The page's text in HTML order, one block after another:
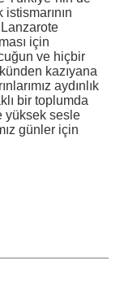
için
ve hiçbir
kazıyana
aydınlık
bir toplumda
yüksek sesle
günler için